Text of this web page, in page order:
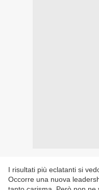
I risultati più eclatanti si
Occorre una nuova